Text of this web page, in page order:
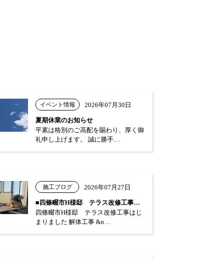
イベント情報 2026年07月30日
夏期休業のお知らせ
平素は格別のご高配を賜わり、厚く御
礼申し上げます。 誠に勝手…
施工ブログ 2026年07月27日
■四條畷市H様邸 テラス改修工事はじまり…
四條畷市H様邸 テラス改修工事はじ
まりました 解体工事 &n…